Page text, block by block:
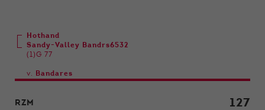
Hothand
Sandy-Valley Bandrs6532
(1)G 77
v. Bandares
RZM 127